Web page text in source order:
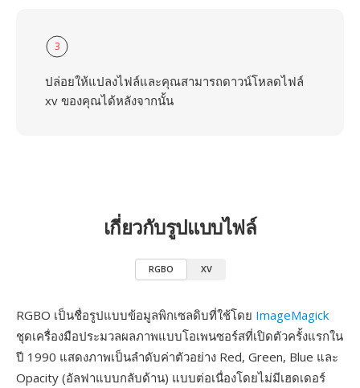
3
ปล่อยให้แปลงไฟล์และคุณสามารถดาวน์โหลดไฟล์
xv ของคุณได้หลังจากนั้น
เกี่ยวกับรูปแบบไฟล์
RGBO XV
RGBO เป็นชื่อรูปแบบข้อมูลพิกเซลดิบที่ใช้โดย ImageMagick
ชุดเครื่องมือประมวลผลภาพแบบโอเพนซอร์สที่เปิดตัวครั้งแรกใน
ปี 1990 แสดงภาพเป็นลำดับค่าตัวอย่าง Red, Green, Blue และ
Opacity (อัลฟาแบบกลับด้าน) แบบต่อเนื่องโดยไม่มีเฮดเดอร์